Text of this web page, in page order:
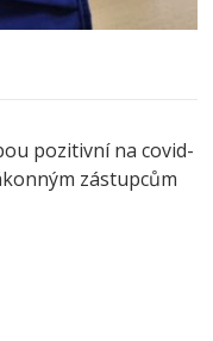
pozitivní na covid-
zástupcům